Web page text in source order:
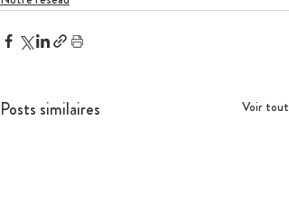
Posts similaires Voir tout